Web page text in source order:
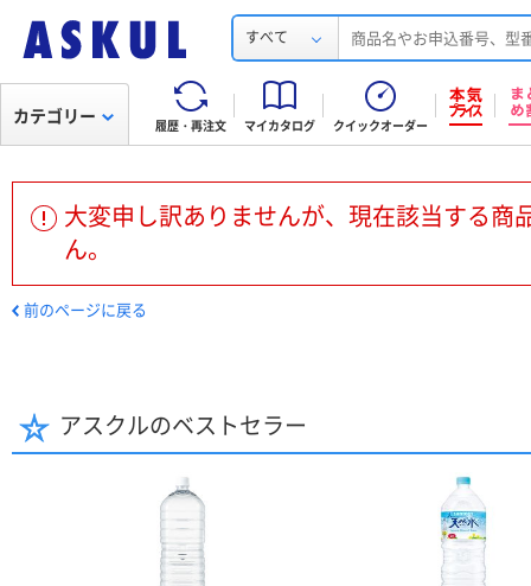
すべて
履歴・再注文 マイカタログ クイックオーダー
カテゴリー
大変申し訳ありませんが、現在該当する商
ん。
前のページに戻る
アスクルのベストセラー